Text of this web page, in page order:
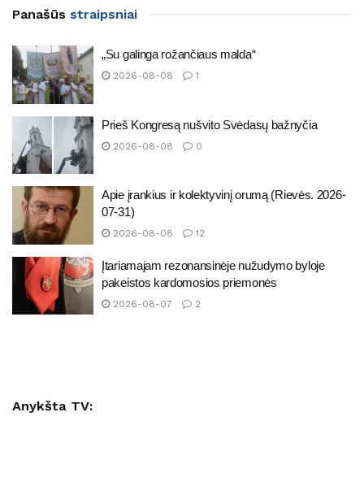
Panašūs straipsniai
„Su galinga rožančiaus malda“
2026-08-08 1
Prieš Kongresą nušvito Svėdasų bažnyčia
2026-08-08 0
Apie įrankius ir kolektyvinį orumą (Rievės. 2026-
07-31)
2026-08-08 12
Įtariamajam rezonansinėje nužudymo byloje
pakeistos kardomosios priemonės
2026-08-07 2
Anykšta TV: